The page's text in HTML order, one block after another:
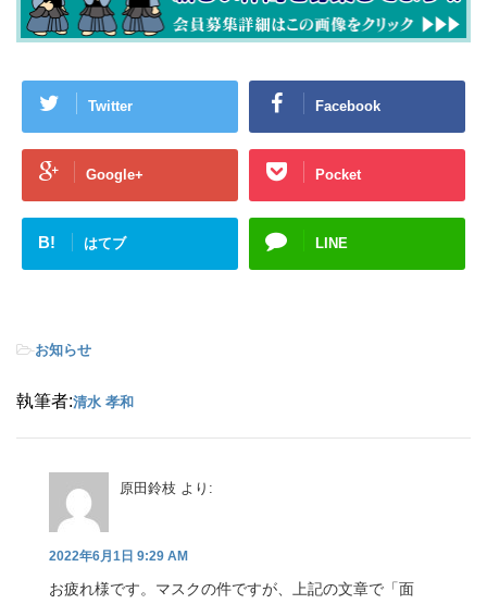
Twitter Facebook
Google+ Pocket
B! はてブ LINE
-お知らせ
執筆者:清水 孝和
原田鈴枝 より:
2022年6月1日 9:29 AM
お疲れ様です。マスクの件ですが、上記の文章で「面